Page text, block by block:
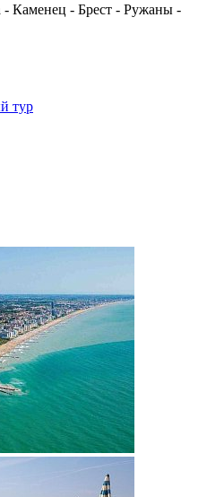
Каменец - Брест - Ружаны -
тур